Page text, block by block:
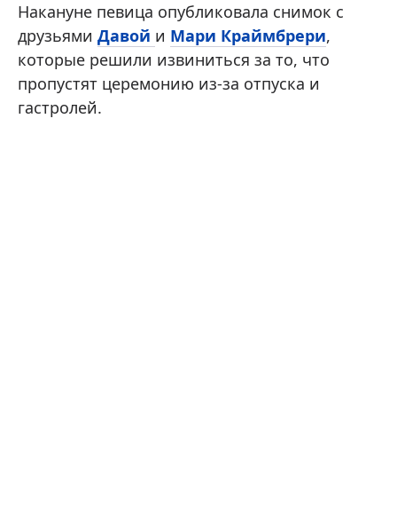
Накануне певица опубликовала снимок с
друзьями Давой и Мари Краймбрери,
которые решили извиниться за то, что
пропустят церемонию из-за отпуска и
гастролей.